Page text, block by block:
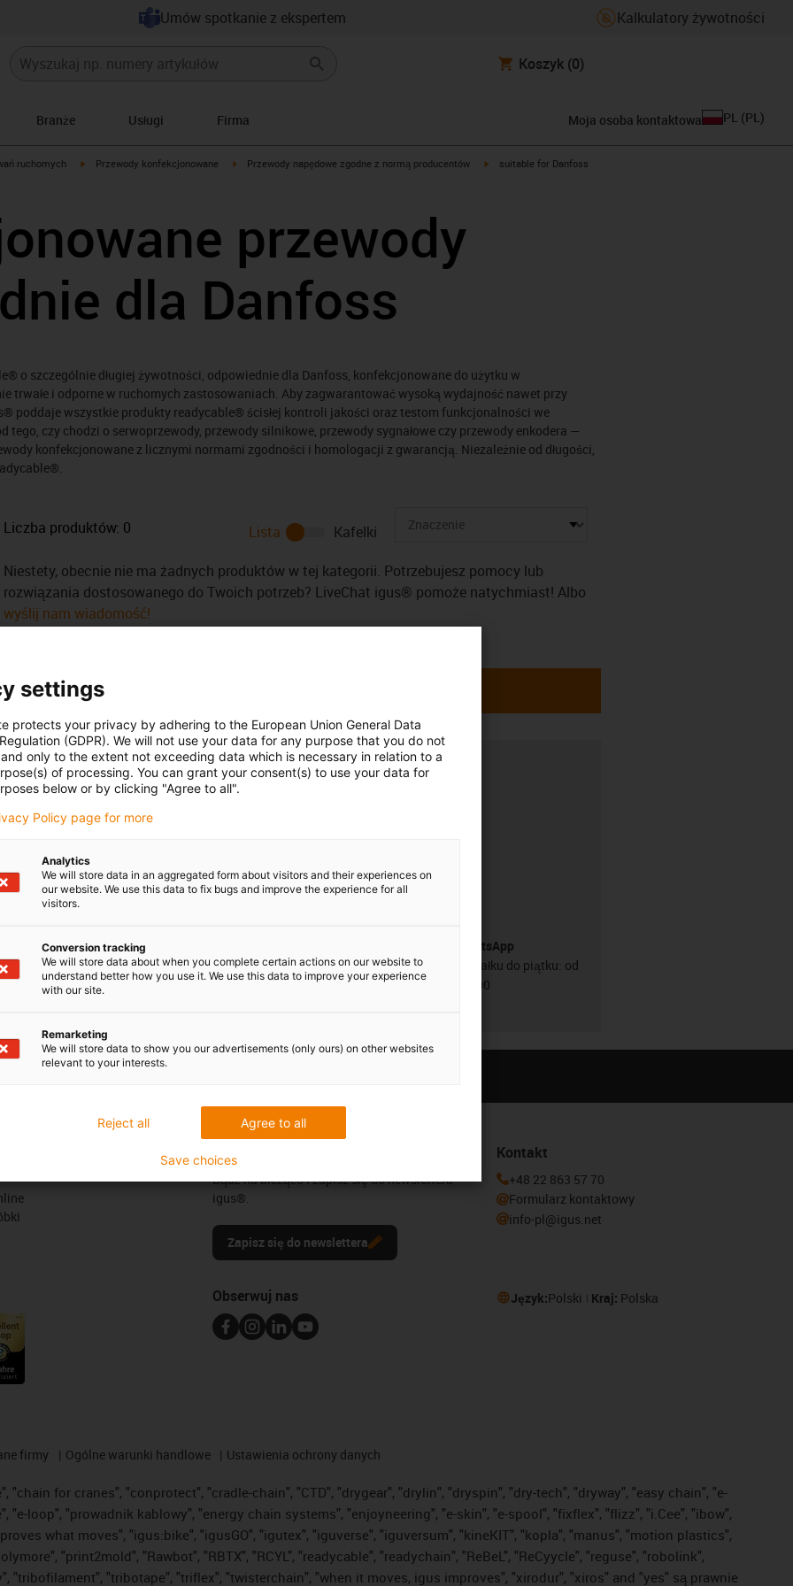
Umów spotkanie z ekspertem Kalkulatory żywotności
Koszyk (0)
Branże Usługi Firma Moja osoba kontaktowa PL (PL )
ruchomych igus-icon-arrow-right
Przewody konfekcjonowane igus-icon-arrow-right
Przewody napędowe zgodne z normą producentów igus-icon-arrow-right
suitable for Danfoss
przewody
dla Danfoss
o szczególnie długiej żywotności, odpowiednie dla Danfoss, konfekcjonowane do użytku w
trwałe i odporne w ruchomych zastosowaniach. Aby zagwarantować wysoką wydajność nawet przy
poddaje wszystkie produkty readycable® ścisłej kontroli jakości oraz testom funkcjonalności we
tego, czy chodzi o serwoprzewody, przewody silnikowe, przewody sygnałowe czy przewody enkodera —
konfekcjonowane z licznymi normami zgodności i homologacji z gwarancją. Niezależnie od długości,
Liczba produktów: 0 Lista
Kafelki
Niestety, obecnie nie ma żadnych produktów w tej kategorii. Potrzebujesz pomocy lub
rozwiązania dostosowanego do Twoich potrzeb? LiveChat igus® pomoże natychmiast! Albo
wyślij nam wiadomość!
odpowiem na
phone
728 350 275
e-mail
Konsultacje i dostawa
Online
Poniedziałek - czwartek:
8:00 - 16:30
Usługa WhatsApp
Od poniedziałku do piątku: od
8:00 do 16:00
Newsletter
Bądź na bieżąco i zapisz się do newslettera
igus®.
Zapisz się do newslettera
Kontakt
+48 22 863 57 70
Formularz kontaktowy
info-pl@igus.net
Obserwuj nas Język:Polski Kraj: Polska
firmy Ogólne warunki handlowe Ustawienia ochrony danych
"chain for cranes", "conprotect", "cradle-chain", "CTD", "drygear", "drylin", "dryspin", "dry-tech", "dryway", "easy chain", "e-
"e-loop", "prowadnik kablowy", "energy chain systems", "enjoyneering", "e-skin", "e-spool", "fixflex", "flizz", "i.Cee", "ibow",
what moves", "igus:bike", "igusGO", "igutex", "iguverse", "iguversum", "kineKIT", "kopla", "manus", "motion plastics",
"print2mold", "Rawbot", "RBTX", "RCYL", "readycable", "readychain", "ReBeL", "ReCyycle", "reguse", "robolink",
"tribofilament", "tribotape", "triflex", "twisterchain", "when it moves, igus improves", "xirodur", "xiros" and "yes" są prawnie
settings
protects your privacy by adhering to the European Union General Data
(GDPR). We will not use your data for any purpose that you do not
only to the extent not exceeding data which is necessary in relation to a
of processing. You can grant your consent(s) to use your data for
below or by clicking "Agree to all".
Policy page for more
Analytics
We will store data in an aggregated form about visitors and their experiences on
our website. We use this data to fix bugs and improve the experience for all
visitors.
Conversion tracking
We will store data about when you complete certain actions on our website to
understand better how you use it. We use this data to improve your experience
with our site.
Remarketing
We will store data to show you our advertisements (only ours) on other websites
relevant to your interests.
Agree to all
Reject all
Save choices